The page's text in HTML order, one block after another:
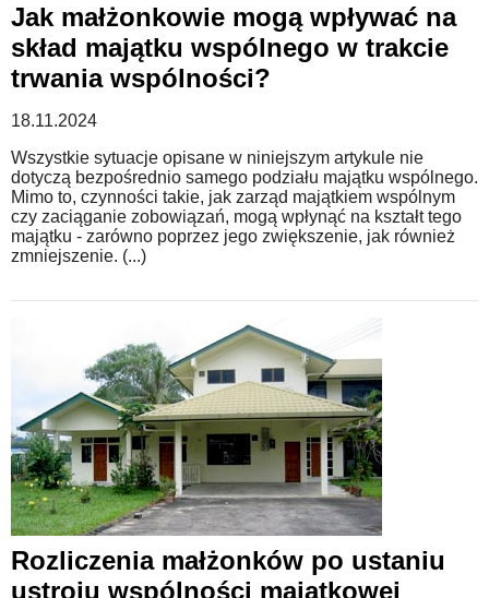
Jak małżonkowie mogą wpływać na
skład majątku wspólnego w trakcie
trwania wspólności?
18.11.2024
Wszystkie sytuacje opisane w niniejszym artykule nie
dotyczą bezpośrednio samego podziału majątku wspólnego.
Mimo to, czynności takie, jak zarząd majątkiem wspólnym
czy zaciąganie zobowiązań, mogą wpłynąć na kształt tego
majątku - zarówno poprzez jego zwiększenie, jak również
zmniejszenie. (...)
Rozliczenia małżonków po ustaniu
ustroju wspólności majątkowej